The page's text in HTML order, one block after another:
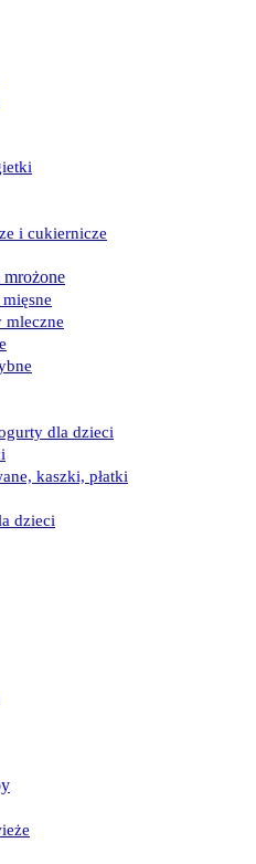
i cukiernicze
mrożone
dla dzieci
kaszki, płatki
dzieci